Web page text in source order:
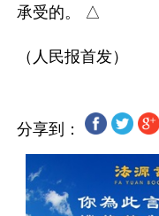
承受的。 △
分享到：